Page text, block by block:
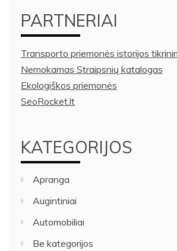
PARTNERIAI
Transporto priemonės istorijos
Nemokamas Straipsnių katalogas
Ekologiškos priemonės
SeoRocket.lt
KATEGORIJOS
Apranga
Augintiniai
Automobiliai
Be kategorijos